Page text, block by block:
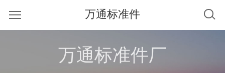
万通标准件
万通标准件厂